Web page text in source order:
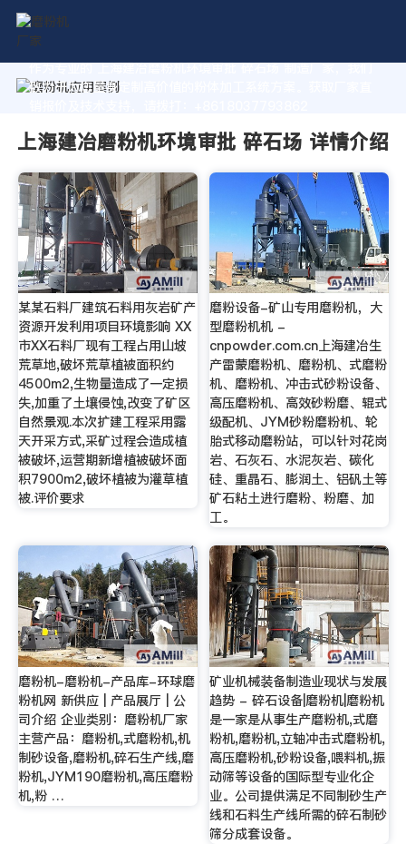
作为专业的 上海建冶磨粉机环境审批 碎石场 制造厂家，我们
致力于为您量身定制高价值的粉体加工系统方案。获取厂家直
上海建冶磨粉机环境审批 碎石场 详情介绍
某某石料厂建筑石料用灰岩矿产
资源开发利用项目环境影响 XX
市XX石料厂现有工程占用山坡
荒草地,破坏荒草植被面积约
4500m2,生物量造成了一定损
失,加重了土壤侵蚀,改变了矿区
自然景观.本次扩建工程采用露
天开采方式,采矿过程会造成植
被破坏,运营期新增植被破坏面
积7900m2,破坏植被为灌草植
被.评价要求
磨粉设备-矿山专用磨粉机，大
型磨粉机机 -
cnpowder.com.cn上海建冶生
产雷蒙磨粉机、磨粉机、式磨粉
机、磨粉机、冲击式砂粉设备、
高压磨粉机、高效砂粉磨、辊式
级配机、JYM砂粉磨粉机、轮
胎式移动磨粉站，可以针对花岗
岩、石灰石、水泥灰岩、碳化
硅、重晶石、膨润土、铝矾土等
矿石粘土进行磨粉、粉磨、加
工。
磨粉机-磨粉机-产品库-环球磨
粉机网 新供应 | 产品展厅 | 公
司介绍 企业类别：磨粉机厂家
主营产品：磨粉机,式磨粉机,机
制砂设备,磨粉机,碎石生产线,磨
粉机,JYM190磨粉机,高压磨粉
机,粉 …
矿业机械装备制造业现状与发展
趋势 - 碎石设备|磨粉机|磨粉机
是一家是从事生产磨粉机,式磨
粉机,磨粉机,立轴冲击式磨粉机,
高压磨粉机,砂粉设备,喂料机,振
动筛等设备的国际型专业化企
业。公司提供满足不同制砂生产
线和石料生产线所需的碎石制砂
筛分成套设备。